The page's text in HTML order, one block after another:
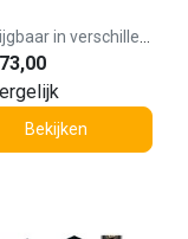
Bekijken